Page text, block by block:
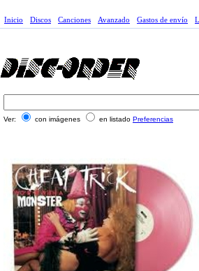
Inicio Discos Canciones Avanzado Gastos de envío
Ver: con imágenes en listado Preferencias